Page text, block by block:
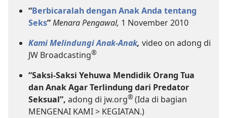
“Berbicaralah dengan Anak Anda tentang
Seks”Menara Pengawal, 1 November 2010
Kami Melindungi Anak-Anak, video on adong di
JW Broadcasting®
“Saksi-Saksi Yehuwa Mendidik Orang Tua
dan Anak Agar Terlindung dari Predator
Seksual”, adong di jw.org®(Ida di bagian
MENGENAI KAMI > KEGIATAN.)